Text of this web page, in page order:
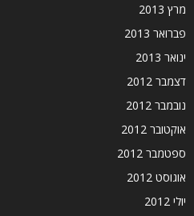
מרץ 2013
פברואר 2013
ינואר 2013
דצמבר 2012
נובמבר 2012
אוקטובר 2012
ספטמבר 2012
אוגוסט 2012
יולי 2012